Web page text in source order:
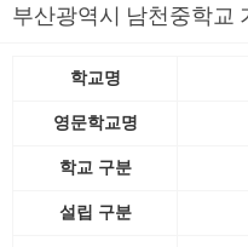
부산광역시 남천중학교
학교명
영문학교명
학교 구분
설립 구분